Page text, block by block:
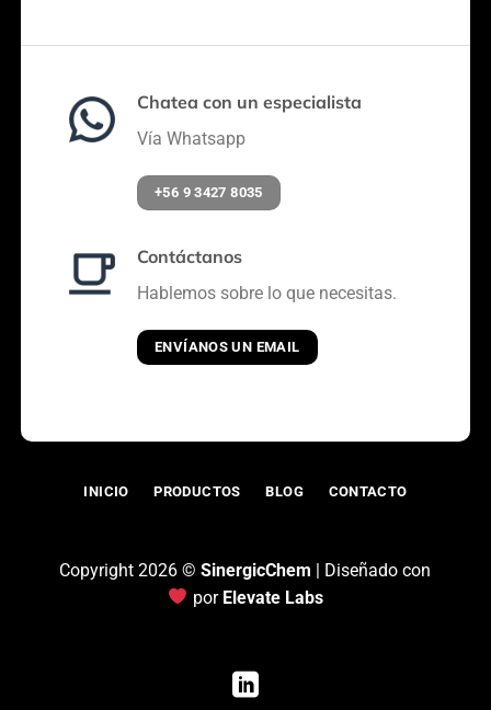
Chatea con un especialista
Vía Whatsapp
+56 9 3427 8035
Contáctanos
Hablemos sobre lo que necesitas.
ENVÍANOS UN EMAIL
INICIO PRODUCTOS BLOG CONTACTO
Copyright 2026 ©SinergicChem | Diseñado con
por Elevate Labs